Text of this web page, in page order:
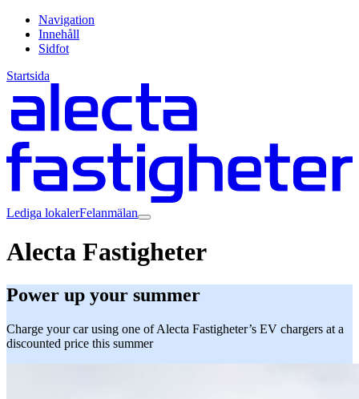
Navigation
Innehåll
Sidfot
Startsida
Lediga lokalerFelanmälan
Alecta Fastigheter
Power up your summer
Charge your car using one of Alecta Fastigheter’s EV chargers at a
discounted price this summer